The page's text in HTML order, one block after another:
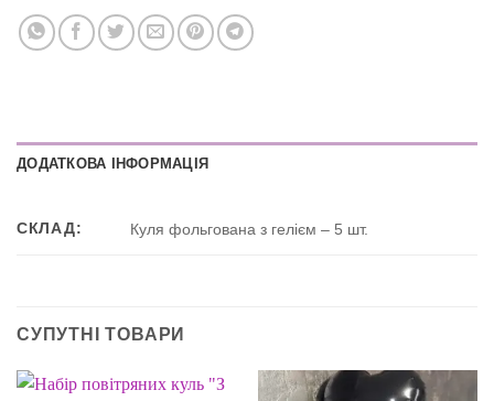
ДОДАТКОВА ІНФОРМАЦІЯ
СКЛАД: Куля фольгована з гелієм – 5 шт.
СУПУТНІ ТОВАРИ